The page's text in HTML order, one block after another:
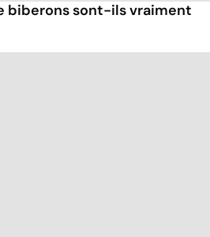
biberons sont-ils vraiment